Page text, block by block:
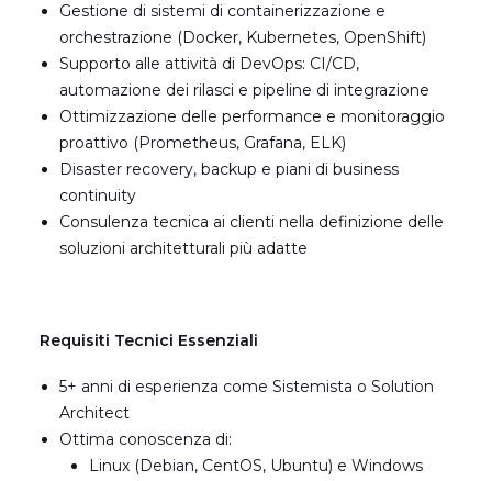
Gestione di sistemi di containerizzazione e
orchestrazione (Docker, Kubernetes, OpenShift)
Supporto alle attività di DevOps: CI/CD,
automazione dei rilasci e pipeline di integrazione
Ottimizzazione delle performance e monitoraggio
proattivo (Prometheus, Grafana, ELK)
Disaster recovery, backup e piani di business
continuity
Consulenza tecnica ai clienti nella definizione delle
soluzioni architetturali più adatte
Requisiti Tecnici Essenziali
5+ anni di esperienza come Sistemista o Solution
Architect
Ottima conoscenza di:
Linux (Debian, CentOS, Ubuntu) e Windows